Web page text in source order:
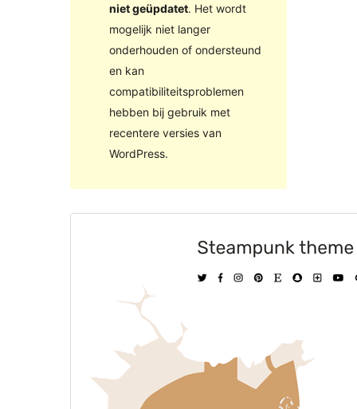
niet geüpdatet. Het wordt
mogelijk niet langer
onderhouden of ondersteund
en kan
compatibiliteitsproblemen
hebben bij gebruik met
recentere versies van
WordPress.